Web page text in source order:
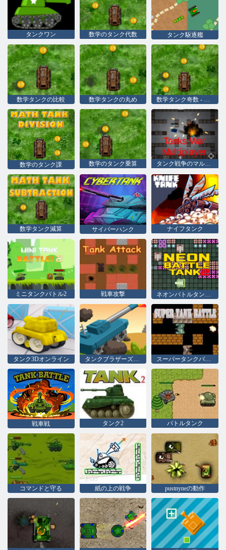
タンクワン 数学のタンク代数 タンク駆逐艦
数学タンクの比較 数学タンクの丸め
数学のタンク課 数学のタンク乗算 タンク戦争のマルチプレイヤー
数学タンク減算 サイバーハンク ナイフタンク
ミニタンクバトル2 戦車攻撃 ネオンバトルタンク2
タンク3Dオンライン タンクブラザーズアドベンチャー スーパータンクバトル
戦車戦 タンク2 バトルタンク
コマンドと守る 紙の上の戦争 pustnyneの動作